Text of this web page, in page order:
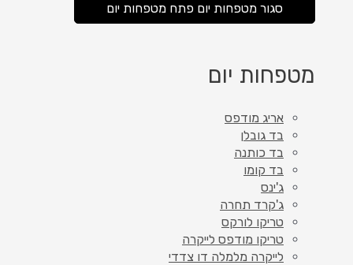
סגור מטפחות יום פתח מטפחות יום
מטפחות יום
אריג מודפס
בד גובלן
בד כותנה
בד קומו
ג'ינס
ג'קרד תחרה
טריקו לורקס
טריקו מודפס לייקרה
לייקרה מלמלה דו צדדי